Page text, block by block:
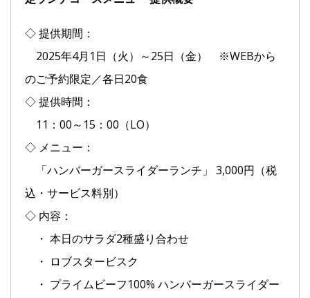
◇ 提供期間：
2025年4月1日（火）～25日（金） ※WEBから
のご予約限定／各日20食
◇ 提供時間：
11：00～15：00（LO）
◇ メニュー：
「ハンバーガースライダーランチ」 3,000円（税
込・サービス料別）
◇ 内容：
・ 本日のサラダ2種盛り合わせ
・ ロブスタービスク
・ プライムビーフ100% ハンバーガースライダー